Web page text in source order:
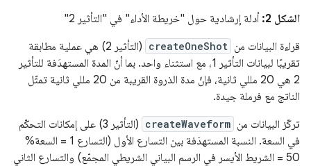
الشكل 2:
أدلة إرشادية حول "خريطة الأداء" في "التأثير 2"
قراءة البيانات من createOneShot
(التأثير 2) هي عملية مطابقة
تقريبًا لبيانات التأثير 1، مع استثناء واحد. بما أنّ المدة المستهدَفة للتأثير
2 هي 20 مللي ثانية، فإنّ مدة الذروة القريبة من 20 مللي ثانية تمثّل
الناتج مع فرملة جيدة.
تركّز البيانات من createWaveform
(التأثير 3) على إمكانات التحكّم
في السعة. النسبة المستهدَفة بين التسارع الأول (التسارع 1 = السعة%
50 = الشريط الأيسر في الرسم البياني الشريطي المجمّع) والتسارع الثاني